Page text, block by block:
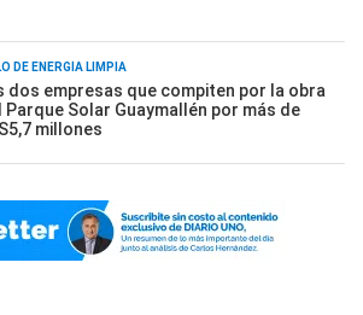
DE ENERGÍA LIMPIA
dos empresas que compiten por la obra
Parque Solar Guaymallén por más de
millones